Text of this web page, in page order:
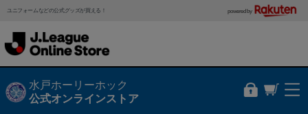
ユニフォームなどの公式グッズが買える！ powered by
水戸ホーリーホック
公式オンラインストア